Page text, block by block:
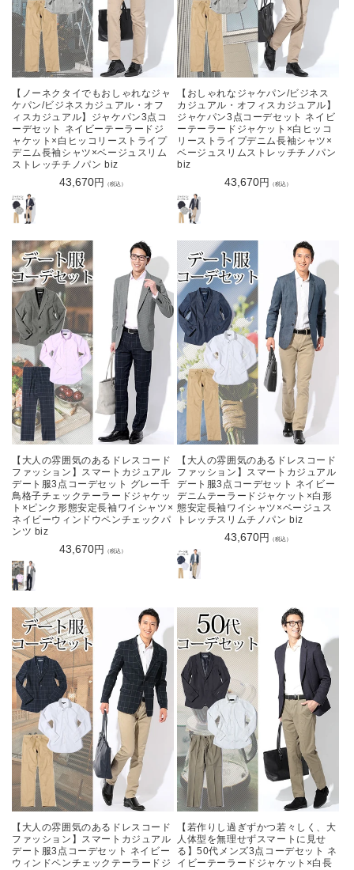
【ノーネクタイでもおしゃれなジャ
ケパン/ビジネスカジュアル・オフ
ィスカジュアル】ジャケパン3点コ
ーデセット ネイビーテーラードジ
ャケット×白ヒッコリーストライプ
デニム長袖シャツ×ベージュスリム
ストレッチチノパン biz
通
43,670円 （税込）
【おしゃれなジャケパン/ビジネス
カジュアル・オフィスカジュアル】
ジャケパン3点コーデセット ネイビ
ーテーラードジャケット×白ヒッコ
リーストライプデニム長袖シャツ×
ベージュスリムストレッチチノパン
biz
通
43,670円 （税込）
【大人の雰囲気のあるドレスコード
ファッション】スマートカジュアル
デート服3点コーデセット グレー千
鳥格子チェックテーラードジャケッ
ト×ピンク形態安定長袖ワイシャツ×
ネイビーウィンドウペンチェックパ
ンツ biz
通
43,670円 （税込）
【大人の雰囲気のあるドレスコード
ファッション】スマートカジュアル
デート服3点コーデセット ネイビー
デニムテーラードジャケット×白形
態安定長袖ワイシャツ×ベージュス
トレッチスリムチノパン biz
通
43,670円 （税込）
【大人の雰囲気のあるドレスコード
ファッション】スマートカジュアル
デート服3点コーデセット ネイビー
ウィンドペンチェックテーラードジ
【若作りし過ぎずかつ若々しく、大
人体型を無理せずスマートに見せ
る】50代メンズ3点コーデセット ネ
イビーテーラードジャケット×白長